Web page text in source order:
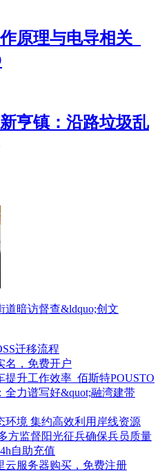
原理与电导相关_
亨镇：沿路垃圾乱
暗访督查&ldquo;创文
迁移流程
名，免费开户
升工作效率_佰斯特POUSTO
全力谱写好&quot;融湾建带
环境 集约高效利用岸线资源
方监督阳光征兵确保兵员质量
自助充值
云服务器购买，免费注册